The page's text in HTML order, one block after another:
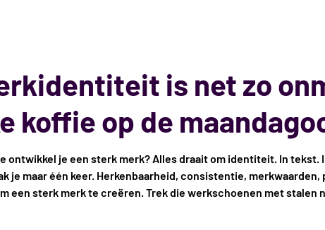
is net zo
koffie op de
ontwikkel je een sterk merk? Alles draait om identiteit. In tekst.
je maar één keer. Herkenbaarheid, consistentie,
een sterk merk te creëren. Trek die werkschoenen met stalen